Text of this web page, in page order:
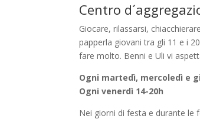
Centro
Giocare, rilassarsi,
papperla giovani tra gli 11 e i
fare molto. Benni e Uli vi
Ogni martedì, mercoledì e
Ogni venerdì 14-20h
Nei giorni di festa e durante le